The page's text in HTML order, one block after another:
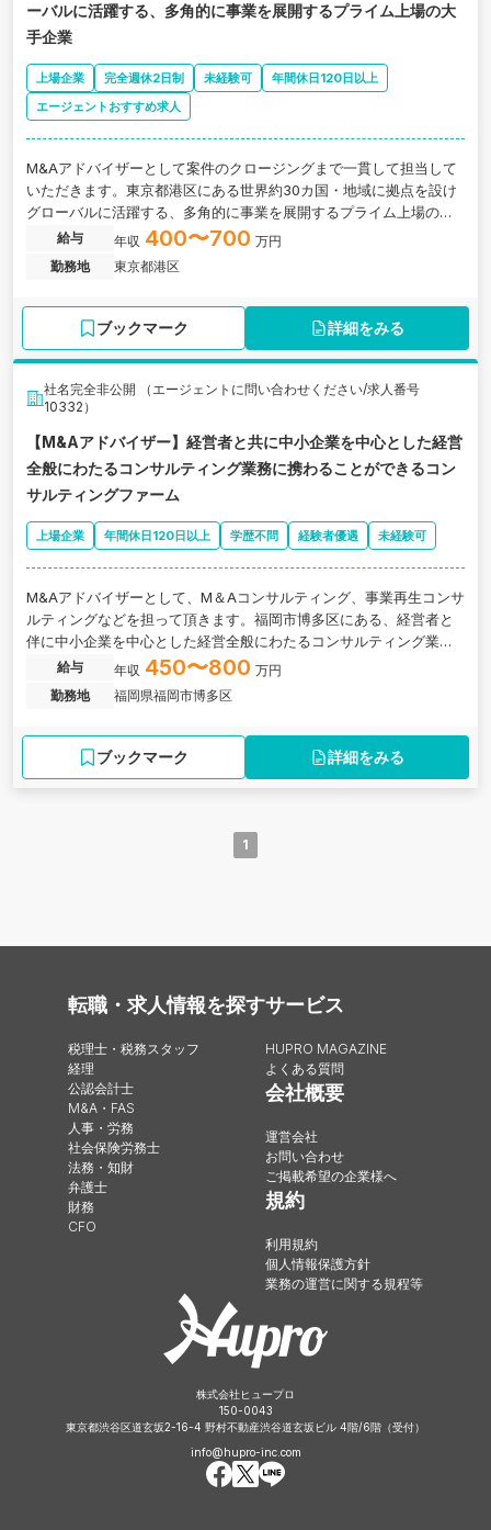
ーバルに活躍する、多角的に事業を展開するプライム上場の大
手企業
上場企業 完全週休2日制 未経験可
年間休日120日以上
エージェントおすすめ求人
M&Aアドバイザーとして案件のクロージングまで一貫して担当して
いただきます。東京都港区にある世界約30カ国・地域に拠点を設け
グローバルに活躍する、多角的に事業を展開するプライム上場の大
手企業の求人です。
給与 年収 400〜700 万円
勤務地
東京都港区
ブックマーク 詳細をみる
社名完全非公開 （エージェントに問い合わせください/求人番号
10332）
【M&Aアドバイザー】経営者と共に中小企業を中心とした経営
全般にわたるコンサルティング業務に携わることができるコン
サルティングファーム
上場企業 年間休日120日以上 学歴不問 経験者優遇 未経験可
M&Aアドバイザーとして、M＆Aコンサルティング、事業再生コンサ
ルティングなどを担って頂きます。福岡市博多区にある、経営者と
伴に中小企業を中心とした経営全般にわたるコンサルティング業務
に携わることができるコンサルティングファームの求人です。
給与 年収 450〜800 万円
勤務地
福岡県福岡市博多区
ブックマーク 詳細をみる
1
転職・求人情報を探す
税理士・税務スタッフ
経理
公認会計士
M&A・FAS
人事・労務
社会保険労務士
法務・知財
弁護士
財務
CFO
サービス
HUPRO MAGAZINE
よくある質問
会社概要
運営会社
お問い合わせ
ご掲載希望の企業様へ
規約
利用規約
個人情報保護方針
業務の運営に関する規程等
株式会社ヒュープロ
150-0043
東京都渋谷区道玄坂2-16-4 野村不動産渋谷道玄坂ビル 4階/6階（受付）
info@hupro-inc.com